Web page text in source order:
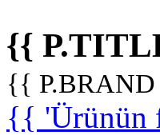
{{
{{
{{ 'Ürünün